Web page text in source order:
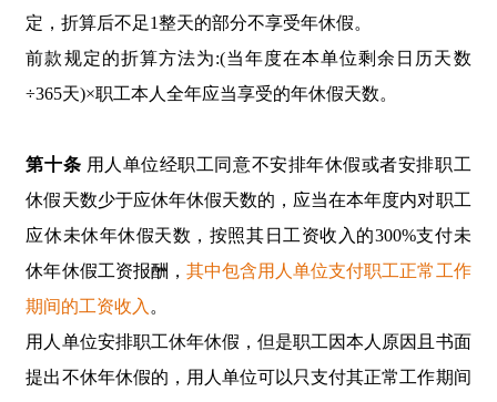
定，折算后不足1整天的部分不享受年休假。
前款规定的折算方法为:(当年度在本单位剩余日历天数
÷365天)×职工本人全年应当享受的年休假天数。
第十条 用人单位经职工同意不安排年休假或者安排职工
休假天数少于应休年休假天数的，应当在本年度内对职工
应休未休年休假天数，按照其日工资收入的300%支付未
休年休假工资报酬， 其中包含用人单位支付职工正常工作
期间的工资收入 。
用人单位安排职工休年休假，但是职工因本人原因且书面
提出不休年休假的，用人单位可以只支付其正常工作期间